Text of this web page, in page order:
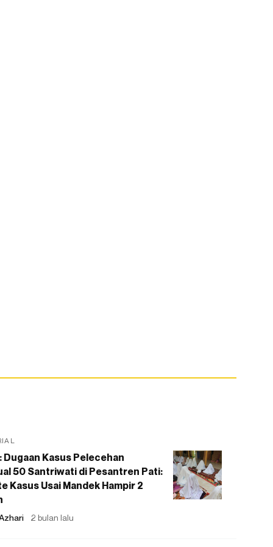
Dugaan Kasus Pelecehan
50 Santriwati di Pesantren Pati:
Kasus Usai Mandek Hampir 2
2 bulan lalu